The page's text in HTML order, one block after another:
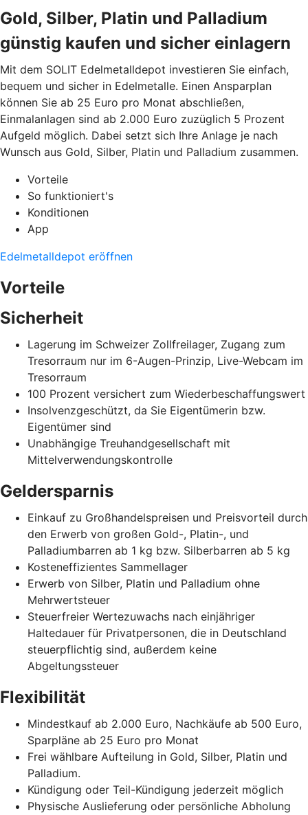
Gold, Silber, Platin und Palladium
günstig kaufen und sicher einlagern
Mit dem SOLIT Edelmetalldepot investieren Sie einfach,
bequem und sicher in Edelmetalle. Einen Ansparplan
können Sie ab 25 Euro pro Monat abschließen,
Einmalanlagen sind ab 2.000 Euro zuzüglich 5 Prozent
Aufgeld möglich. Dabei setzt sich Ihre Anlage je nach
Wunsch aus Gold, Silber, Platin und Palladium zusammen.
Vorteile
So funktioniert's
Konditionen
App
Edelmetalldepot eröffnen
Vorteile
Sicherheit
Lagerung im Schweizer Zollfreilager, Zugang zum
Tresorraum nur im 6-Augen-Prinzip, Live-Webcam im
Tresorraum
100 Prozent versichert zum Wiederbeschaffungswert
Insolvenzgeschützt, da Sie Eigentümerin bzw.
Eigentümer sind
Unabhängige Treuhandgesellschaft mit
Mittelverwendungskontrolle
Geldersparnis
Einkauf zu Großhandelspreisen und Preisvorteil durch
den Erwerb von großen Gold-, Platin-, und
Palladiumbarren ab 1 kg bzw. Silberbarren ab 5 kg
Kosteneffizientes Sammellager
Erwerb von Silber, Platin und Palladium ohne
Mehrwertsteuer
Steuerfreier Wertezuwachs nach einjähriger
Haltedauer für Privatpersonen, die in Deutschland
steuerpflichtig sind, außerdem keine
Abgeltungssteuer
Flexibilität
Mindestkauf ab 2.000 Euro, Nachkäufe ab 500 Euro,
Sparpläne ab 25 Euro pro Monat
Frei wählbare Aufteilung in Gold, Silber, Platin und
Palladium.
Kündigung oder Teil-Kündigung jederzeit möglich
Physische Auslieferung oder persönliche Abholung